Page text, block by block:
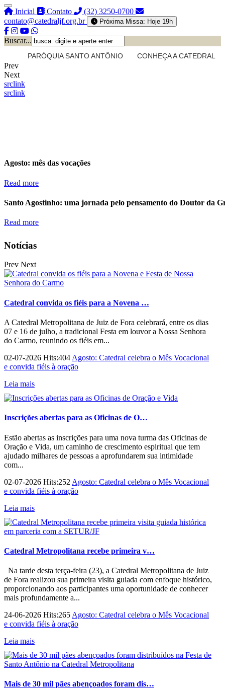
Inicial Contato
(32) 3250-0700
contato@catedraljf.org.br
Próxima Missa: Hoje 19h
Buscar...
PARÓQUIA SANTO ANTÔNIO CONHEÇA A CATEDRAL
Prev
Next
srclink
srclink
Agosto: mês das vocações
Read more
Santo Agostinho: uma jornada pelo pensamento do Doutor da
Read more
Notícias
Prev Next
Catedral convida os fiéis para a Novena …
A Catedral Metropolitana de Juiz de Fora celebrará, entre os dias
07 e 16 de julho, a tradicional Festa em louvor a Nossa Senhora
do Carmo, reunindo os fiéis em...
02-07-2026 Hits:404 Agosto: Catedral celebra o Mês Vocacional
e convida fiéis à oração
Leia mais
Inscrições abertas para as Oficinas de O…
Estão abertas as inscrições para uma nova turma das Oficinas de
Oração e Vida, um caminho de crescimento espiritual que tem
ajudado milhares de pessoas a aprofundarem sua intimidade
com...
02-07-2026 Hits:252 Agosto: Catedral celebra o Mês Vocacional
e convida fiéis à oração
Leia mais
Catedral Metropolitana recebe primeira v…
Na tarde desta terça-feira (23), a Catedral Metropolitana de Juiz
de Fora realizou sua primeira visita guiada com enfoque histórico,
proporcionando aos participantes uma oportunidade de conhecer
mais profundamente a...
24-06-2026 Hits:265 Agosto: Catedral celebra o Mês Vocacional
e convida fiéis à oração
Leia mais
Mais de 30 mil pães abençoados foram dis…